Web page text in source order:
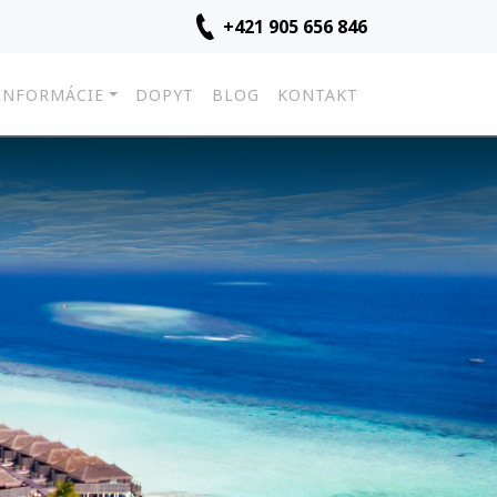
+421 905 656 846
DOPYT BLOG KONTAKT